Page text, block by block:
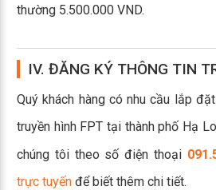
thường 5.500.000 VND.
IV. ĐĂNG KÝ THÔNG TIN
Quý khách hàng có nhu cầu lắp
truyền hình FPT tại thành phố Hạ
chúng tôi theo số điện thoại
trực tuyến để biết thêm chi tiết.